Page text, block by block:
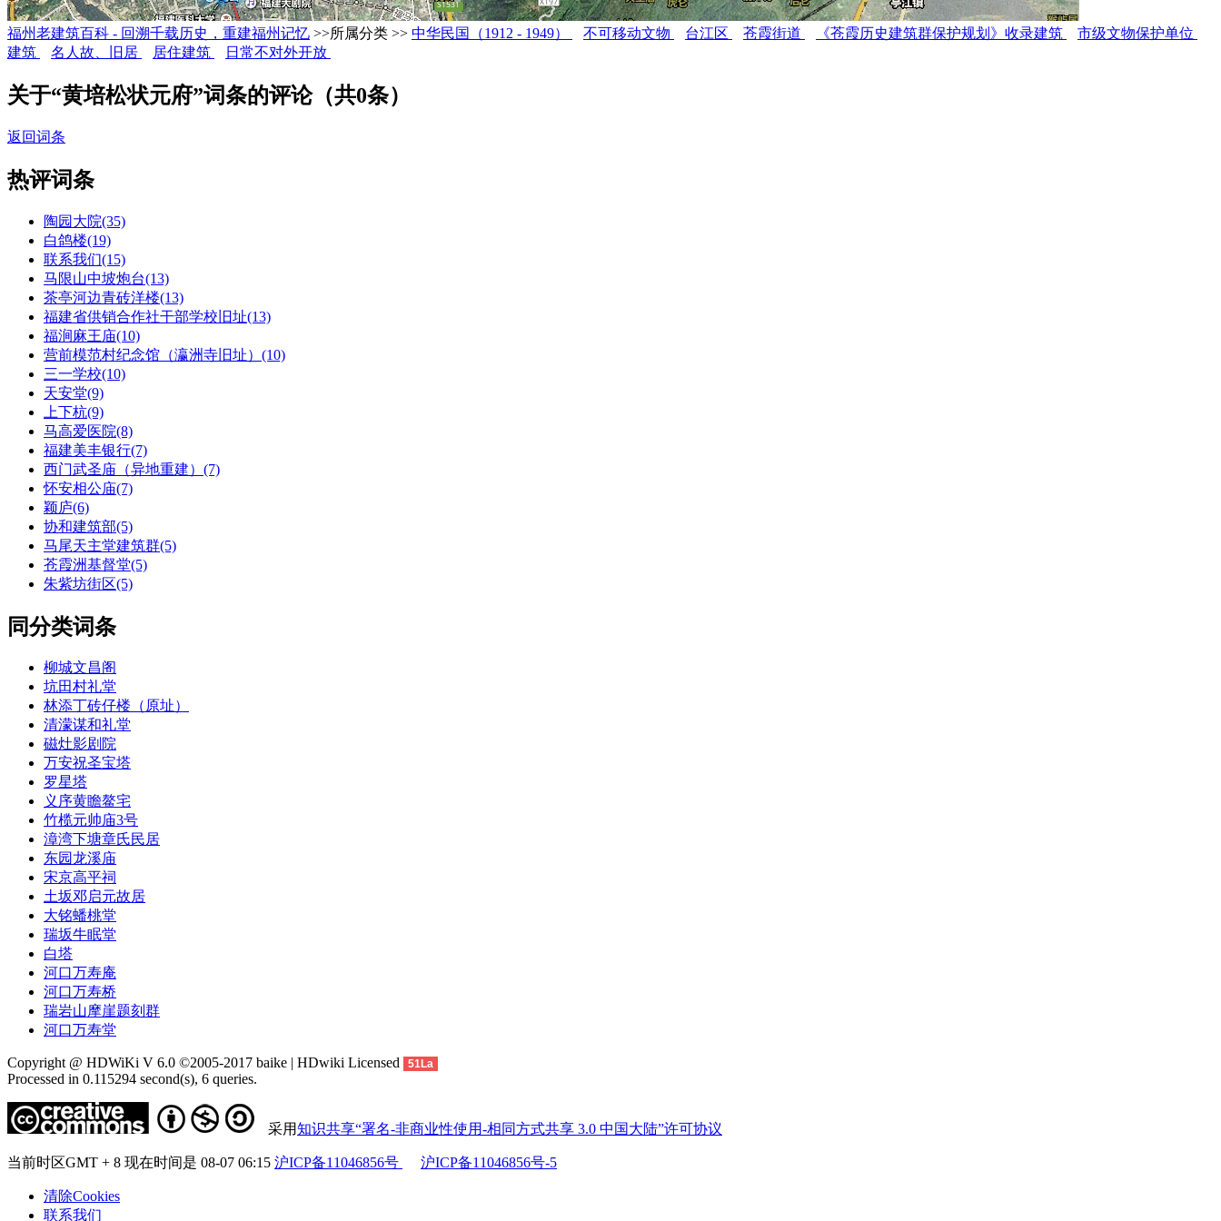
福州老建筑百科 - 回溯千载历史，重建福州记忆 >>所属分类 >> 中华民国（1912 - 1949） 不可移动文物 台江区 苍霞街道 《苍霞历史建筑群保护规划》收录建筑
市级文物保护单位
建筑
名人故、旧居 居住建筑 日常不对外开放
关于“黄培松状元府”词条的评论（共0条）
返回词条
热评词条
陶园大院(35)
白鸽楼(19)
联系我们(15)
马限山中坡炮台(13)
茶亭河边青砖洋楼(13)
福建省供销合作社干部学校旧址(13)
福涧麻王庙(10)
营前模范村纪念馆（瀛洲寺旧址）(10)
三一学校(10)
天安堂(9)
上下杭(9)
马高爱医院(8)
福建美丰银行(7)
西门武圣庙（异地重建）(7)
怀安相公庙(7)
颖庐(6)
协和建筑部(5)
马尾天主堂建筑群(5)
苍霞洲基督堂(5)
朱紫坊街区(5)
同分类词条
柳城文昌阁
坑田村礼堂
林添丁砖仔楼（原址）
清濛谋和礼堂
磁灶影剧院
万安祝圣宝塔
罗星塔
义序黄瞻鳌宅
竹榄元帅庙3号
漳湾下塘章氏民居
东园龙溪庙
宋京高平祠
土坂邓启元故居
大铭蟠桃堂
瑞坂牛眠堂
白塔
河口万寿庵
河口万寿桥
瑞岩山摩崖题刻群
河口万寿堂
Copyright @ HDWiKi V 6.0 ©2005-2017 baike | HDwiki Licensed 51La
Processed in 0.115294 second(s), 6 queries.
采用知识共享“署名-非商业性使用-相同方式共享 3.0 中国大陆”许可协议
当前时区GMT + 8 现在时间是 08-07 06:15 沪ICP备11046856号 沪ICP备11046856号-5
清除Cookies
联系我们